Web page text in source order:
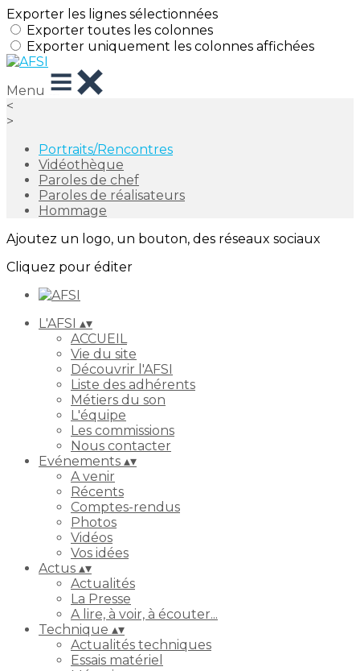
Exporter les lignes sélectionnées
Exporter toutes les colonnes
Exporter uniquement les colonnes affichées
Menu
<
>
Portraits/Rencontres
Vidéothèque
Paroles de chef
Paroles de réalisateurs
Hommage
Ajoutez un logo, un bouton, des réseaux sociaux
Cliquez pour éditer
L'AFSI ▴▾
ACCUEIL
Vie du site
Découvrir l'AFSI
Liste des adhérents
Métiers du son
L'équipe
Les commissions
Nous contacter
Evénements ▴▾
A venir
Récents
Comptes-rendus
Photos
Vidéos
Vos idées
Actus ▴▾
Actualités
La Presse
A lire, à voir, à écouter...
Technique ▴▾
Actualités techniques
Essais matériel